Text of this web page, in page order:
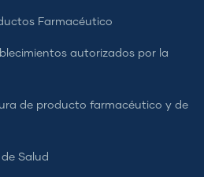
Farmacéutico
autorizados por la
de producto farmacéutico y de
Salud